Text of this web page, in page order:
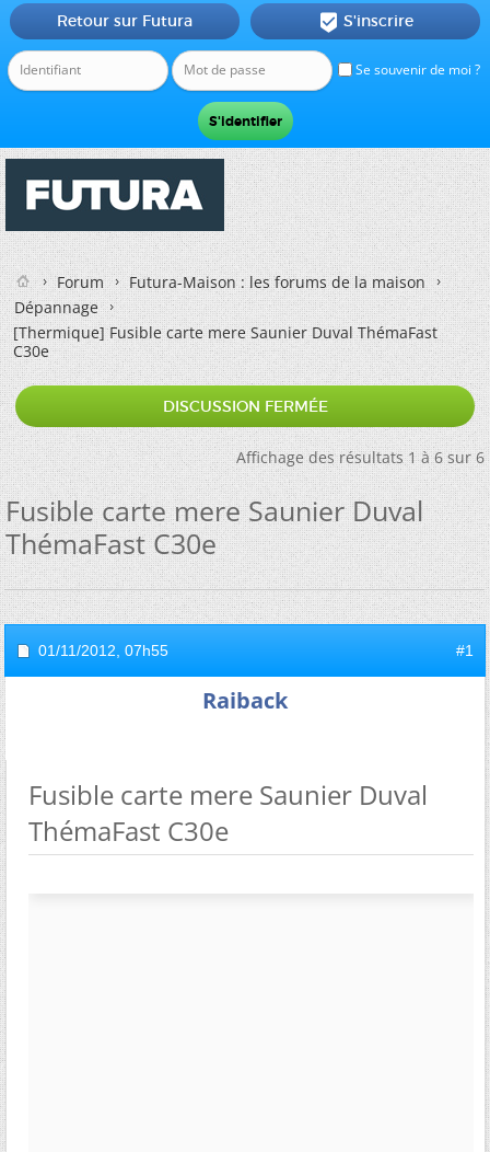
Se souvenir de moi ?
Retour sur Futura  S'inscrire
Forum
Futura-Maison : les forums de la maison
Dépannage
[Thermique]Fusible carte mere Saunier Duval ThémaFast
C30e
DISCUSSION FERMÉE
Affichage des résultats 1 à 6 sur 6
Fusible carte mere Saunier Duval
ThémaFast C30e
01/11/2012, 07h55 #1
Raiback
Fusible carte mere Saunier Duval
ThémaFast C30e